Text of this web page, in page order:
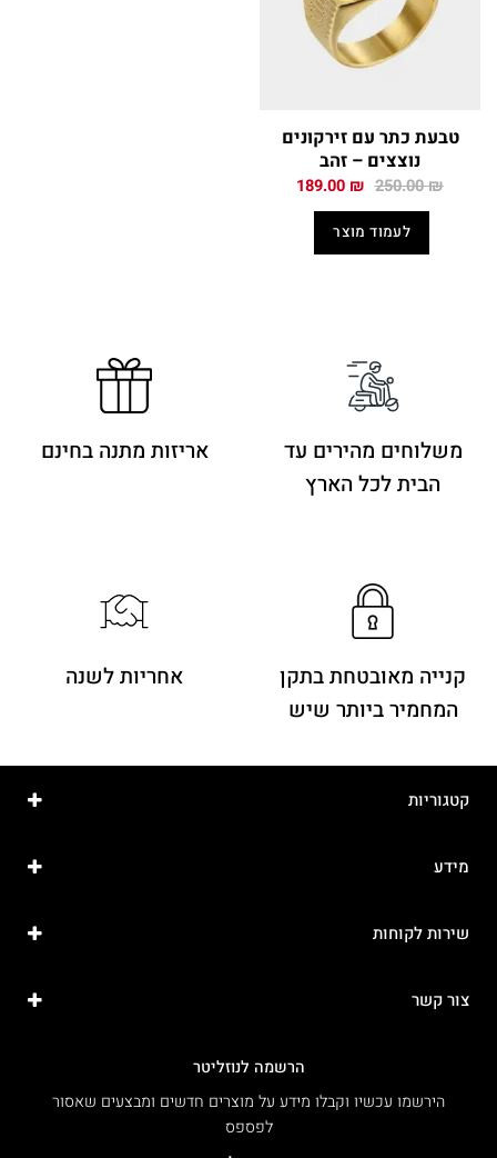
טבעת כתר עם זירקונים
נוצצים – זהב
250.00₪ המחיר
היה:
250.00 ₪.
189.00 ₪ המחיר
לעמוד מוצר
משלוחים מהירים עד
הבית לכל הארץ
אריזות מתנה בחינם
קנייה מאובטחת בתקן
המחמיר ביותר שיש
אחריות לשנה
קטגוריות
מידע
שירות לקוחות
צור קשר
הרשמה לנוזליטר
הירשמו עכשיו וקבלו מידע על מוצרים חדשים ומבצעים שאסור
לפספס